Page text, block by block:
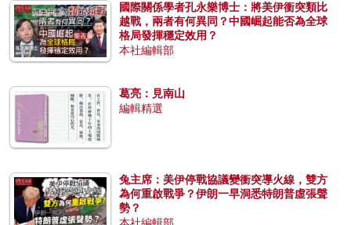
國際關係學者孔永樂博士：將美伊衝突類比
越戰，兩者有何異同？中國崛起能否為全球
格局發揮穩定效用？
本社編輯部
葛亮：見南山
編輯精選
兔主席：美伊停戰協議變衝突導火線，雙方
為何重啟戰爭？伊朗一早洞悉特朗普虛張聲
勢？